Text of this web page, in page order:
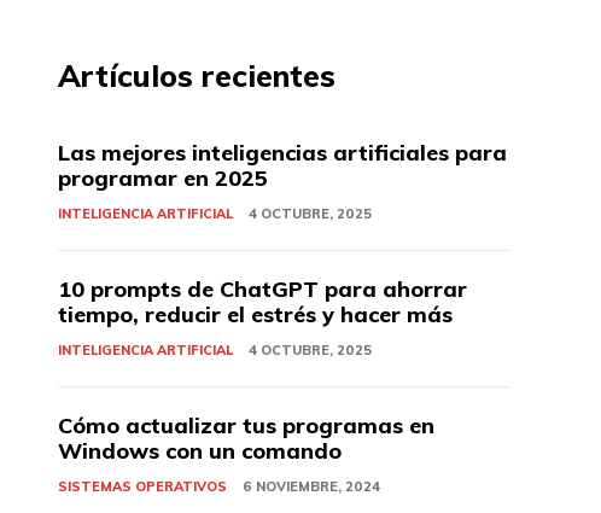
Artículos recientes
Las mejores inteligencias artificiales para
programar en 2025
INTELIGENCIA ARTIFICIAL 4 OCTUBRE, 2025
10 prompts de ChatGPT para ahorrar
tiempo, reducir el estrés y hacer más
INTELIGENCIA ARTIFICIAL 4 OCTUBRE, 2025
Cómo actualizar tus programas en
Windows con un comando
SISTEMAS OPERATIVOS 6 NOVIEMBRE, 2024